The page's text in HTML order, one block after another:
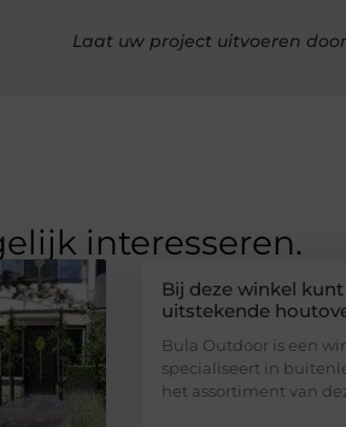
Laat uw project uitvoeren
interesseren.
Bij deze winkel
uitstekende
Bula Outdoor is een
specialiseert in
het assortiment van